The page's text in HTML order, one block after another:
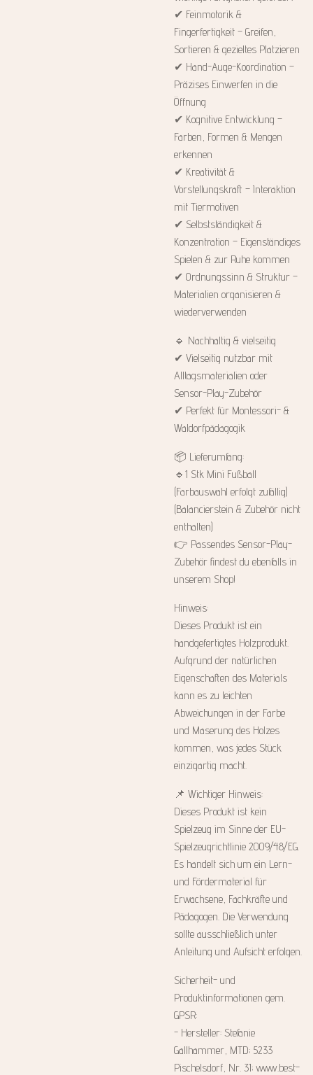
✔ Feinmotorik &
Fingerfertigkeit – Greifen,
Sortieren & gezieltes Platzieren
✔ Hand-Auge-Koordination –
Präzises Einwerfen in die
Öffnung
✔ Kognitive Entwicklung –
Farben, Formen & Mengen
erkennen
✔ Kreativität &
Vorstellungskraft – Interaktion
mit Tiermotiven
✔ Selbstständigkeit &
Konzentration – Eigenständiges
Spielen & zur Ruhe kommen
✔ Ordnungssinn & Struktur –
Materialien organisieren &
wiederverwenden
🔹 Nachhaltig & vielseitig
✔ Vielseitig nutzbar mit
Alltagsmaterialien oder
Sensor-Play-Zubehör
✔ Perfekt für Montessori- &
Waldorfpädagogik
📦 Lieferumfang:
🔹1 Stk Mini Fußball
(Farbauswahl erfolgt zufällig)
(Balancierstein & Zubehör nicht
enthalten)
👉 Passendes Sensor-Play-
Zubehör findest du ebenfalls in
unserem Shop!
Hinweis:
Dieses Produkt ist ein
handgefertigtes Holzprodukt.
Aufgrund der natürlichen
Eigenschaften des Materials
kann es zu leichten
Abweichungen in der Farbe
und Maserung des Holzes
kommen, was jedes Stück
einzigartig macht.
📌 Wichtiger Hinweis:
Dieses Produkt ist kein
Spielzeug im Sinne der EU-
Spielzeugrichtlinie 2009/48/EG.
Es handelt sich um ein Lern-
und Fördermaterial für
Erwachsene, Fachkräfte und
Pädagogen. Die Verwendung
sollte ausschließlich unter
Anleitung und Aufsicht erfolgen.
Sicherheit- und
Produktinformationen gem.
GPSR:
- Hersteller: Stefanie
Gallhammer, MTD; 5233
Pischelsdorf, Nr. 31; www.best-